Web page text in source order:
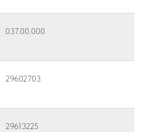
037.00.000
29602703
29613225